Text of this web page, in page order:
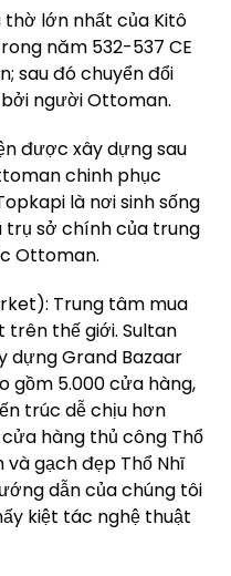
thờ lớn nhất của Kitô
năm 532-537 CE
sau đó chuyển đổi
người Ottoman.
được xây dựng sau
chinh phục
là nơi sinh sống
trụ sở chính của trung
Ottoman.
Trung tâm mua
trên thế giới. Sultan
dựng Grand Bazaar
gồm 5.000 cửa hàng,
trúc dễ chịu hơn
hàng thủ công Thổ
và gạch đẹp Thổ Nhĩ
dẫn của chúng tôi
kiệt tác nghệ thuật